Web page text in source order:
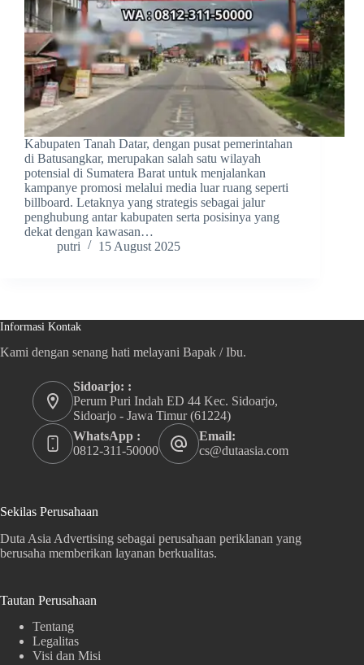
Kabupaten Tanah Datar, dengan pusat pemerintahan
di Batusangkar, merupakan salah satu wilayah
potensial di Sumatera Barat untuk menjalankan
kampanye promosi melalui media luar ruang seperti
billboard. Letaknya yang strategis sebagai jalur
penghubung antar kabupaten serta posisinya yang
dekat dengan kawasan…
putri
15 August 2025
Informasi Kontak
Kami dengan senang hati melayani Bapak / Ibu.
Sidoarjo: :
Perum Puri Indah ED 44 Kec. Sidoarjo,
Sidoarjo - Jawa Timur (61224)
WhatsApp :
0812-311-50000
Email:
cs@dutaasia.com
Sekilas Perusahaan
Duta Asia Advertising sebagai perusahaan periklanan yang
berusaha memberikan layanan berkualitas.
Tautan Perusahaan
Tentang
Legalitas
Visi dan Misi